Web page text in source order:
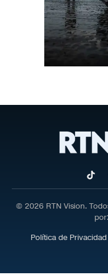
© 2026 RTN Vision.
por:
Política de Privacidad